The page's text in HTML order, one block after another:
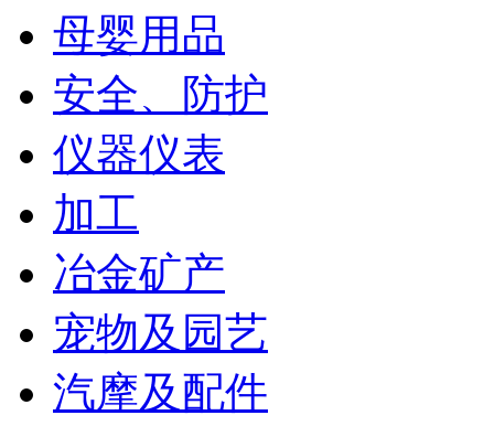
母婴用品
安全、防护
仪器仪表
加工
冶金矿产
宠物及园艺
汽摩及配件